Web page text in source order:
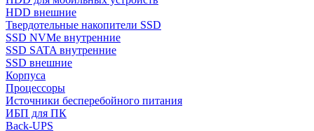
HDD внешние
Твердотельные накопители SSD
SSD NVMe внутренние
SSD SATA внутренние
SSD внешние
Корпуса
Процессоры
Источники бесперебойного питания
ИБП для ПК
Back-UPS